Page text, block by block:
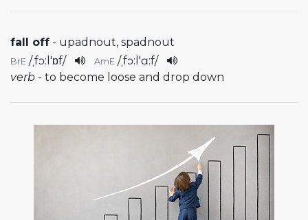
fall off - upadnout, spadnout
BrE /ˌfɔ:l'ɒf/ AmE /ˌfɔ:l'ɑ:f/
verb - to become loose and drop down